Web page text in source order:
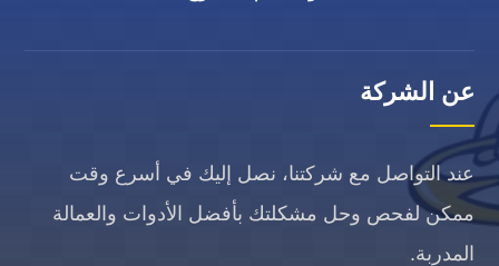
عن الشركة
عند التواصل مع شركتنا، نصل إليك في أسرع وقت
ممكن لفحص وحل مشكلتك بأفضل الأدوات والعمالة
المدربة.